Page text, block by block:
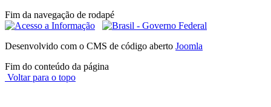
Fim da navegação de rodapé
Desenvolvido com o CMS de código aberto Joomla
Fim do conteúdo da página
Voltar para o topo